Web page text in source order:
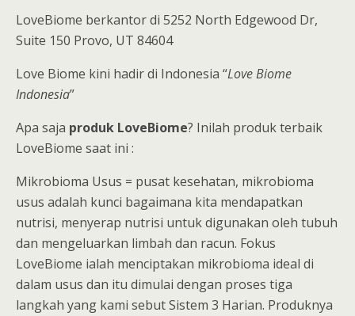
LoveBiome berkantor di 5252 North Edgewood Dr,
Suite 150 Provo, UT 84604
Love Biome kini hadir di Indonesia “Love Biome
Indonesia”
Apa saja produk LoveBiome? Inilah produk terbaik
LoveBiome saat ini :
Mikrobioma Usus = pusat kesehatan, mikrobioma
usus adalah kunci bagaimana kita mendapatkan
nutrisi, menyerap nutrisi untuk digunakan oleh tubuh
dan mengeluarkan limbah dan racun. Fokus
LoveBiome ialah menciptakan mikrobioma ideal di
dalam usus dan itu dimulai dengan proses tiga
langkah yang kami sebut Sistem 3 Harian. Produknya